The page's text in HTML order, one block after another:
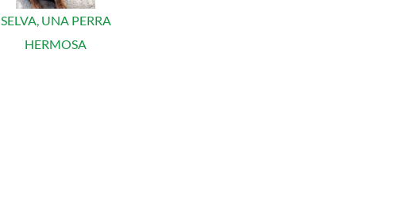
SELVA, UNA PERRA
HERMOSA